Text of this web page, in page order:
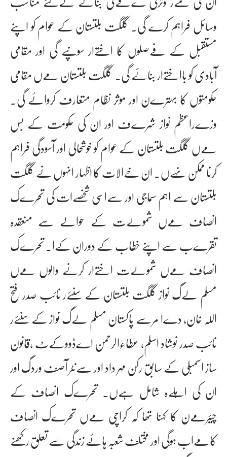
وسائل فراہم کرے گی۔ گلگت بلتستان کے عوام کو اپنے
مستقبل کے فےصلوں کا اختےار سونپے گی اور مقامی
آبادی کو بااختےار بنائے گی۔ گلگت بلتستان مےں مقامی
حکومتوں کا بہترےن اور موثر نظام متعارف کروائے گی۔
وزےراعظم نواز شرےف اور ان کی حکومت کے بس
مےں گلگت بلتستان کے عوام کو خوشحالی اور آسودگی فراہم
کرنا ممکن نہےں۔ ان خےالات کا اظہار انہوں نے گلگت
بلتستان سے اہم سماجی اور سےاسی شخصےات کی تحرےک
انصاف مےں شمولےت کے حوالے سے منعقدہ
تقرےب سے اپنے خطاب کے دوران کےا۔ تحرےک
انصاف مےں شمولےت اختےار کرنے والوں مےں
مسلم لےگ نواز گلگت بلتستان کے سنئےر نائب صدر فتح
اللہ خان، دےا مرسے پاکستان مسلم لےگ نواز کے سنئےر
نائب صدر نوشاد اسلم، عطاءالرحمن اےڈووکےٹ ،قانون
ساز اسمبلی کے سابق رکن مہر داد اور سےنٹر آصف وردگ اور
ان کی اہلےہ شامل ہےں۔ تحرےک انصاف کے
چیئرمےن کا کہنا تھا کہ کراچی مےں تحرےک انصاف
کامےاب ہوگی اور مختلف شعبہ ہائے زندگی سے تعلق رکھنے